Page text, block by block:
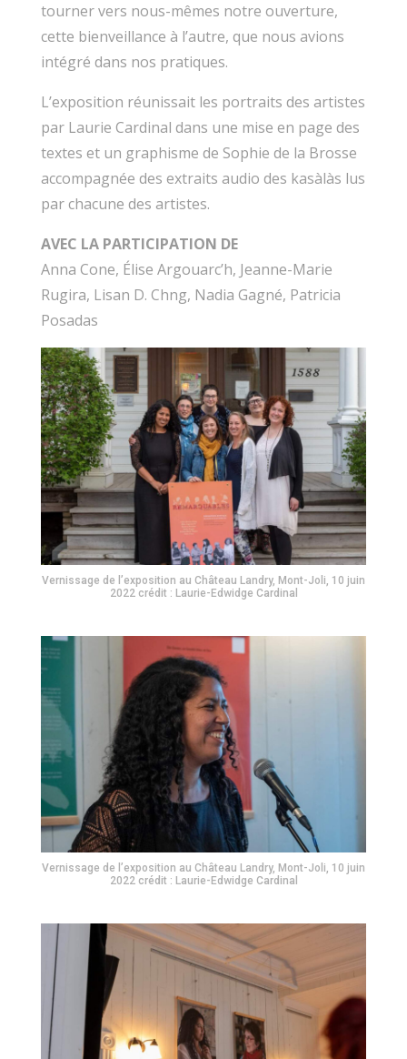
tourner vers nous-mêmes notre ouverture,
cette bienveillance à l’autre, que nous avions
intégré dans nos pratiques.
L’exposition réunissait les portraits des artistes
par Laurie Cardinal dans une mise en page des
textes et un graphisme de Sophie de la Brosse
accompagnée des extraits audio des kasàlàs lus
par chacune des artistes.
AVEC LA PARTICIPATION DE
Anna Cone, Élise Argouarc’h, Jeanne-Marie
Rugira, Lisan D. Chng, Nadia Gagné, Patricia
Posadas
Vernissage de l’exposition au Château Landry, Mont-Joli, 10 juin
2022 crédit : Laurie-Edwidge Cardinal
Vernissage de l’exposition au Château Landry, Mont-Joli, 10 juin
2022 crédit : Laurie-Edwidge Cardinal